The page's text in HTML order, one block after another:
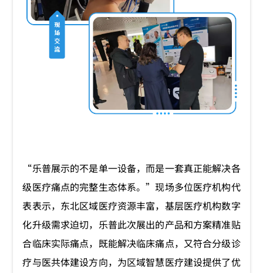
“乐普展示的不是单一设备，而是一套真正能解决各
级医疗痛点的完整生态体系。”现场多位医疗机构代
表表示，东北区域医疗资源丰富，基层医疗机构数字
化升级需求迫切，乐普此次展出的产品和方案精准贴
合临床实际痛点，既能解决临床痛点，又符合分级诊
疗与医共体建设方向，为区域智慧医疗建设提供了优